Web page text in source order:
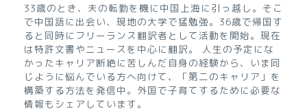
33歳のとき、夫の転勤を機に中国上海に引っ越し。そこ
で中国語に出会い、現地の大学で猛勉強。36歳で帰国す
ると同時にフリーランス翻訳者として活動を開始。現在
は特許文書やニュースを中心に翻訳。 人生の予定にな
かったキャリア断絶に苦しんだ自身の経験から、いま同
じように悩んでいる方へ向けて、「第二のキャリア」を
構築する方法を発信中。外国で子育てするために必要な
情報もシェアしています。